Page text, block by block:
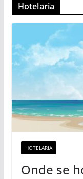
Hotelaria
HOTELARIA
Onde se